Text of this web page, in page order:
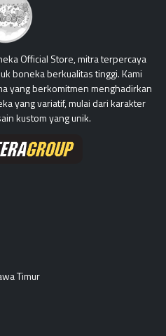
Official Store, mitra terpercaya
boneka berkualitas tinggi. Kami
yang berkomitmen menghadirkan
yang variatif, mulai dari karakter
kustom yang unik.
Timur